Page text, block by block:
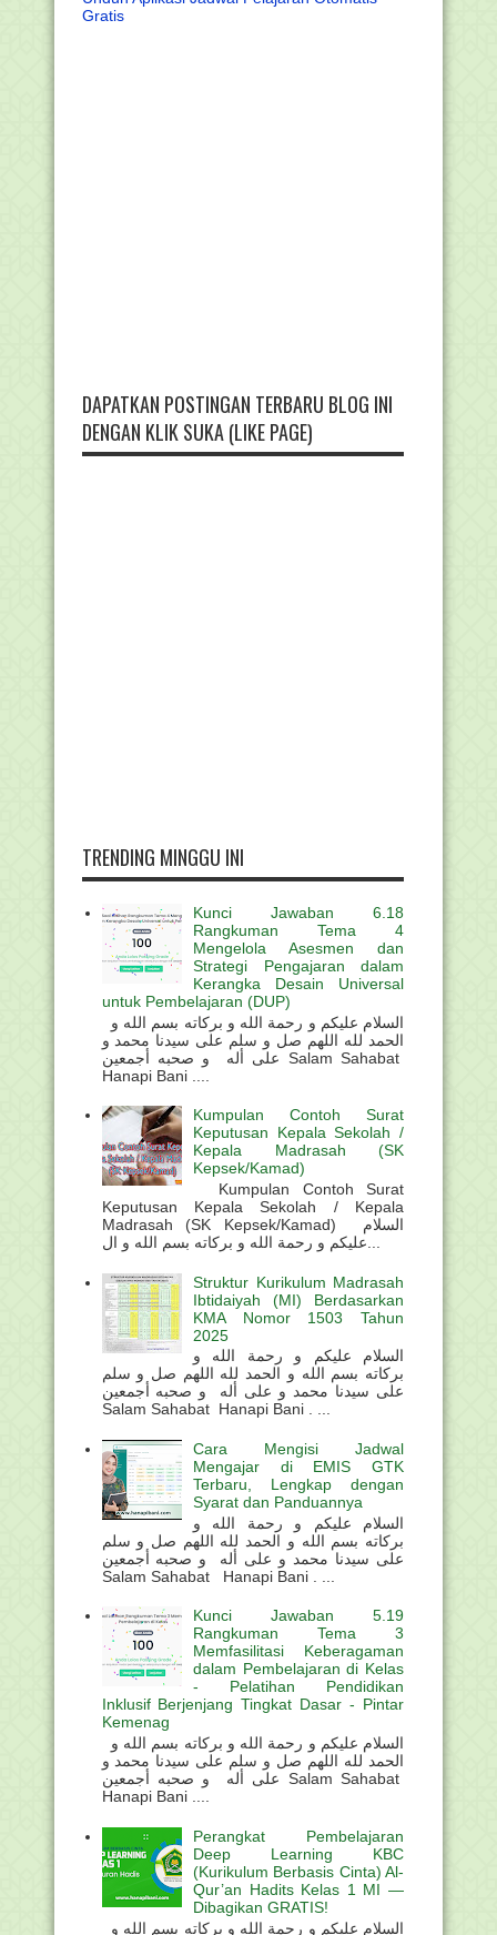
Gratis
DAPATKAN POSTINGAN TERBARU BLOG INI
DENGAN KLIK SUKA (LIKE PAGE)
TRENDING MINGGU INI
Kunci Jawaban 6.18
Rangkuman Tema 4
Mengelola Asesmen dan
Strategi Pengajaran dalam
Kerangka Desain Universal
untuk Pembelajaran (DUP)
الحمد لله اللهم صل و سلم على سيدنا محمد و
على أله و صحبه أجمعين Salam Sahabat
Hanapi Bani ....
Kumpulan Contoh Surat
Keputusan Kepala Sekolah /
Kepala Madrasah (SK
Kepsek/Kamad)
Kumpulan Contoh Surat
Keputusan Kepala Sekolah / Kepala
Madrasah (SK Kepsek/Kamad) السلام
Struktur Kurikulum Madrasah
Ibtidaiyah (MI) Berdasarkan
KMA Nomor 1503 Tahun
2025
السلام عليكم و رحمة الله و
بركاته بسم الله و الحمد لله اللهم صل و سلم
على سيدنا محمد و على أله و صحبه أجمعين
Salam Sahabat Hanapi Bani . ...
Cara Mengisi Jadwal
Mengajar di EMIS GTK
Terbaru, Lengkap dengan
Syarat dan Panduannya
السلام عليكم و رحمة الله و
بركاته بسم الله و الحمد لله اللهم صل و سلم
على سيدنا محمد و على أله و صحبه أجمعين
Salam Sahabat Hanapi Bani . ...
Kunci Jawaban 5.19
Rangkuman Tema 3
Memfasilitasi Keberagaman
dalam Pembelajaran di Kelas
- Pelatihan Pendidikan
Inklusif Berjenjang Tingkat Dasar - Pintar
Kemenag
الحمد لله اللهم صل و سلم على سيدنا محمد و
على أله و صحبه أجمعين Salam Sahabat
Hanapi Bani ....
Perangkat Pembelajaran
Deep Learning KBC
(Kurikulum Berbasis Cinta) Al-
Qur’an Hadits Kelas 1 MI —
Dibagikan GRATIS!